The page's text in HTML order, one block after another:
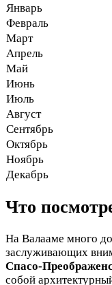
Январь
Февраль
Март
Апрель
Май
Июнь
Июль
Август
Сентябрь
Октябрь
Ноябрь
Декабрь
Что
На Валааме много
заслуживающих
Спасо-
собой